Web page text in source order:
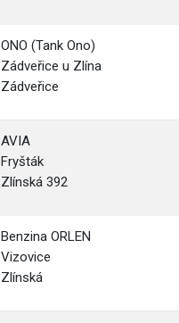
ONO (Tank Ono)
Zádveřice u Zlína
Zádveřice
AVIA
Fryšták
Zlínská 392
Benzina ORLEN
Vizovice
Zlínská